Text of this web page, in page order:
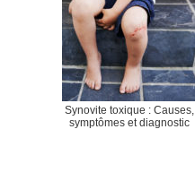
Synovite toxique : Causes,
symptômes et diagnostic